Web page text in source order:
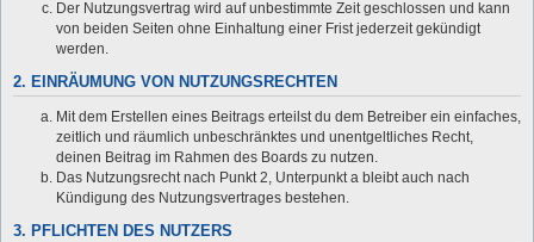
Der Nutzungsvertrag wird auf unbestimmte Zeit geschlossen und kann
von beiden Seiten ohne Einhaltung einer Frist jederzeit gekündigt
werden.
2. EINRÄUMUNG VON NUTZUNGSRECHTEN
Mit dem Erstellen eines Beitrags erteilst du dem Betreiber ein einfaches,
zeitlich und räumlich unbeschränktes und unentgeltliches Recht,
deinen Beitrag im Rahmen des Boards zu nutzen.
Das Nutzungsrecht nach Punkt 2, Unterpunkt a bleibt auch nach
Kündigung des Nutzungsvertrages bestehen.
3. PFLICHTEN DES NUTZERS